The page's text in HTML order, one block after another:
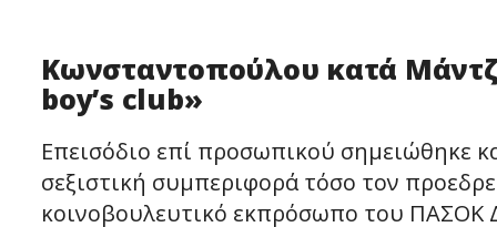
Κωνσταντοπούλου κατά
boy’s club»
Επεισόδιο επί προσωπικού σημειώθηκε
σεξιστική συμπεριφορά τόσο τον
κοινοβουλευτικό εκπρόσωπο του